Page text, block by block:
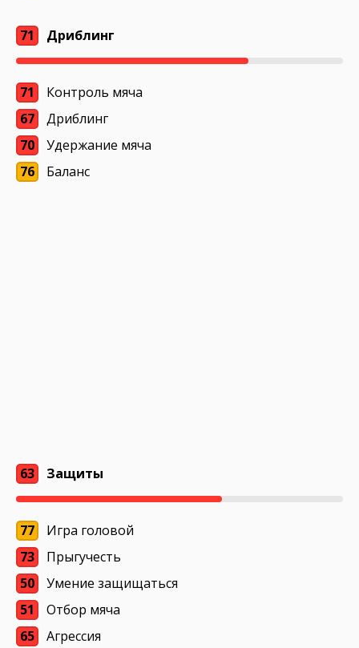
71 Дриблинг
71
Контроль мяча
67
Дриблинг
70
Удержание мяча
76
Баланс
63 Защиты
77
Игра головой
73
Прыгучесть
50
Умение защищаться
51
Отбор мяча
65
Агрессия